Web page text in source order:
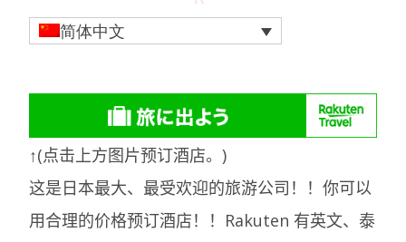
简体中文
↑(点击上方图片预订酒店。)
这是日本最大、最受欢迎的旅游公司！！你可以
用合理的价格预订酒店！！Rakuten 有英文、泰